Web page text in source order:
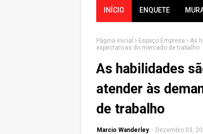
INÍCIO ENQUETE
Página inicial Espaço Empresa
As
expectativas do mercado de trabalho
As habilidades
atender às
de trabalho
Marcio Wanderley - Dezembro 03,